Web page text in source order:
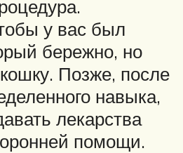
у вас был
бережно, но
Позже, после
навыка,
лекарства
помощи.